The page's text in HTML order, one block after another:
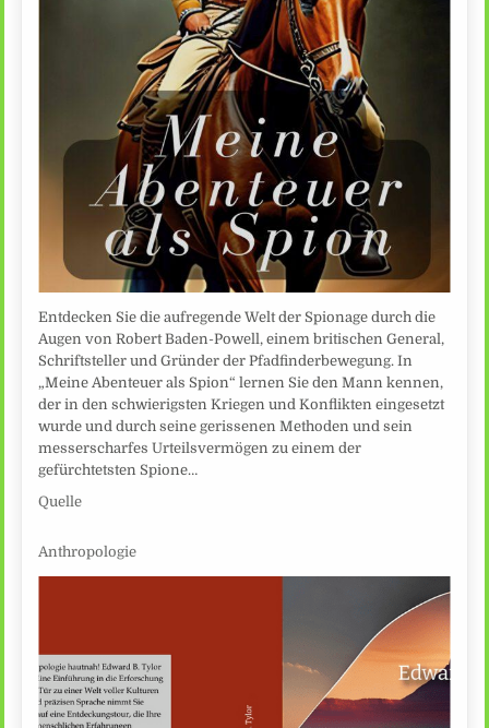
Entdecken Sie die aufregende Welt der Spionage durch die
Augen von Robert Baden-Powell, einem britischen General,
Schriftsteller und Gründer der Pfadfinderbewegung. In
„Meine Abenteuer als Spion“ lernen Sie den Mann kennen,
der in den schwierigsten Kriegen und Konflikten eingesetzt
wurde und durch seine gerissenen Methoden und sein
messerscharfes Urteilsvermögen zu einem der
gefürchtetsten Spione…
Quelle
Anthropologie